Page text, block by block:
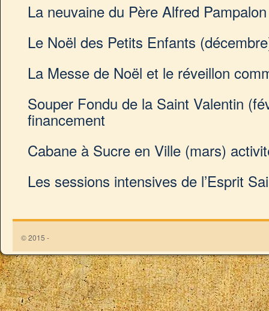
La neuvaine du Père Alfred
Le Noël des Petits Enfants
La Messe de Noël et le réveillon
Souper Fondu de la Saint Valentin
financement
Cabane à Sucre en Ville (mars)
Les sessions intensives de l’Esprit
© 2015 -